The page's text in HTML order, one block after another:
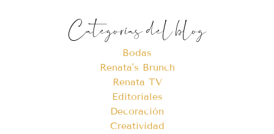
Categorías del blog
Bodas
Renata's Brunch
Renata TV
Editoriales
Decoración
Creatividad